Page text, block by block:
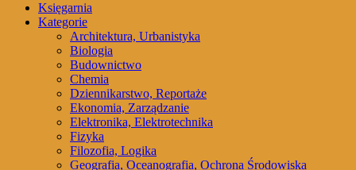
Księgarnia
Kategorie
Architektura, Urbanistyka
Biologia
Budownictwo
Chemia
Dziennikarstwo, Reportaże
Ekonomia, Zarządzanie
Elektronika, Elektrotechnika
Fizyka
Filozofia, Logika
Geografia, Oceanografia, Ochrona Środowiska